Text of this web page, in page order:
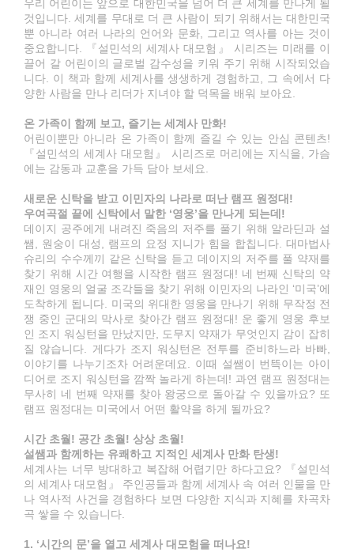
우리 어린이는 앞으로 대한민국을 넘어 더 큰 세계를 만나게 될
것입니다. 세계를 무대로 더 큰 사람이 되기 위해서는 대한민국
뿐 아니라 여러 나라의 언어와 문화, 그리고 역사를 아는 것이
중요합니다. 『설민석의 세계사 대모험』 시리즈는 미래를 이
끌어 갈 어린이의 글로벌 감수성을 키워 주기 위해 시작되었습
니다. 이 책과 함께 세계사를 생생하게 경험하고, 그 속에서 다
양한 사람을 만나 리더가 지녀야 할 덕목을 배워 보아요.
온 가족이 함께 보고, 즐기는 세계사 만화!
어린이뿐만 아니라 온 가족이 함께 즐길 수 있는 안심 콘텐츠!
『설민석의 세계사 대모험』 시리즈로 머리에는 지식을, 가슴
에는 감동과 교훈을 가득 담아 보세요.
새로운 신탁을 받고 이민자의 나라로 떠난 램프 원정대!
우여곡절 끝에 신탁에서 말한 ‘영웅’을 만나게 되는데!
데이지 공주에게 내려진 죽음의 저주를 풀기 위해 알라딘과 설
쌤, 원숭이 대성, 램프의 요정 지니가 힘을 합칩니다. 대마법사
슈리의 수수께끼 같은 신탁을 듣고 데이지의 저주를 풀 약재를
찾기 위해 시간 여행을 시작한 램프 원정대! 네 번째 신탁의 약
재인 영웅의 얼굴 조각들을 찾기 위해 이민자의 나라인 ‘미국’에
도착하게 됩니다. 미국의 위대한 영웅을 만나기 위해 무작정 전
쟁 중인 군대의 막사로 찾아간 램프 원정대! 운 좋게 영웅 후보
인 조지 워싱턴을 만났지만, 도무지 약재가 무엇인지 감이 잡히
질 않습니다. 게다가 조지 워싱턴은 전투를 준비하느라 바빠,
이야기를 나누기조차 어려운데요. 이때 설쌤이 번뜩이는 아이
디어로 조지 워싱턴을 깜짝 놀라게 하는데! 과연 램프 원정대는
무사히 네 번째 약재를 찾아 왕궁으로 돌아갈 수 있을까요? 또
램프 원정대는 미국에서 어떤 활약을 하게 될까요?
시간 초월! 공간 초월! 상상 초월!
설쌤과 함께하는 유쾌하고 지적인 세계사 만화 탄생!
세계사는 너무 방대하고 복잡해 어렵기만 하다고요? 『설민석
의 세계사 대모험』 주인공들과 함께 세계사 속 여러 인물을 만
나 역사적 사건을 경험하다 보면 다양한 지식과 지혜를 차곡차
곡 쌓을 수 있습니다.
1. ‘시간의 문’을 열고 세계사 대모험을 떠나요!